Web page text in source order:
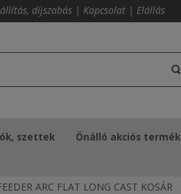
díjszabás | Kapcsolat | Elállás
szettek Önálló akciós termék
ARC FLAT LONG CAST KOSÁR